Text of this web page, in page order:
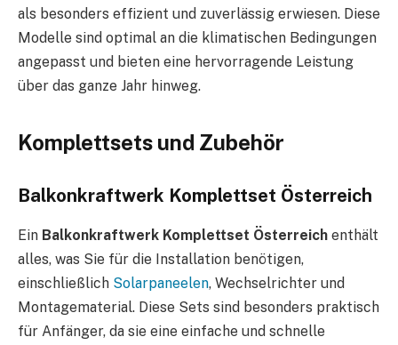
als besonders effizient und zuverlässig erwiesen. Diese
Modelle sind optimal an die klimatischen Bedingungen
angepasst und bieten eine hervorragende Leistung
über das ganze Jahr hinweg.
Komplettsets und Zubehör
Balkonkraftwerk Komplettset Österreich
Ein Balkonkraftwerk Komplettset Österreich enthält
alles, was Sie für die Installation benötigen,
einschließlich Solarpaneelen, Wechselrichter und
Montagematerial. Diese Sets sind besonders praktisch
für Anfänger, da sie eine einfache und schnelle